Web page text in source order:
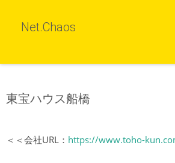
Net.Chaos
東宝ハウス船橋
＜＜会社URL： https://www.toho-